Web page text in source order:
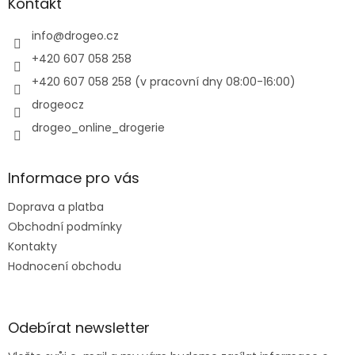
ý
info@drogeo.cz
+420 607 058 258
+420 607 058 258 (v pracovní dny 08:00-16:00)
drogeocz
drogeo_online_drogerie
Informace pro vás
Doprava a platba
Obchodní podmínky
Kontakty
Hodnocení obchodu
Odebírat newsletter